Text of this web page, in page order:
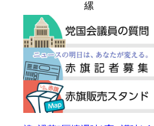
縲